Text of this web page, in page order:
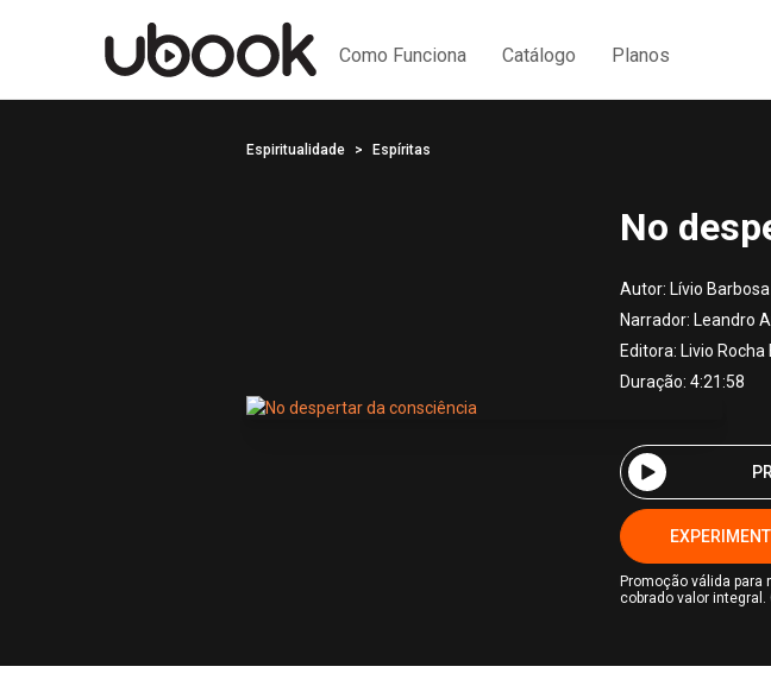
Como Funciona Catálogo Planos
Espiritualidade Espíritas
No
Autor: Lívio
Narrador: Leandro
Editora: Livio Rocha
Duração: 4:21:58
Promoção válida para
cobrado valor